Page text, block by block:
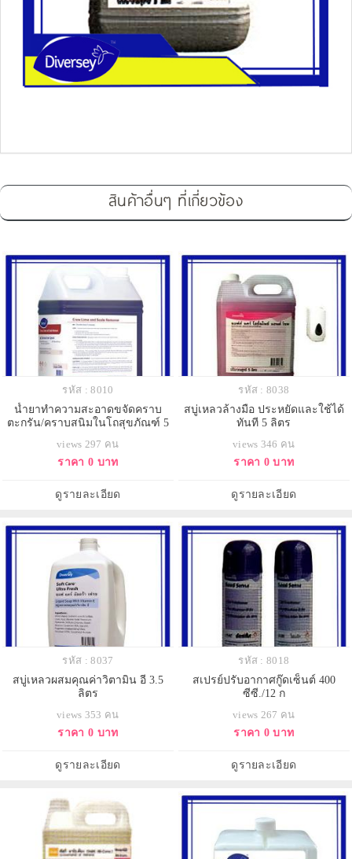
สินค้าอื่นๆ ที่เกี่ยวข้อง
รหัส : 8010
น้ำยาทำความสะอาดขจัดคราบ
ตะกรัน/คราบสนิมในโถสุขภัณฑ์ 5
views 297 คน
ราคา 0 บาท
ดูรายละเอียด
รหัส : 8038
สบู่เหลวล้างมือ ประหยัดและใช้ได้
ทันที 5 ลิตร
views 346 คน
ราคา 0 บาท
ดูรายละเอียด
รหัส : 8037
สบู่เหลวผสมคุณค่าวิตามิน อี 3.5
ลิตร
views 353 คน
ราคา 0 บาท
ดูรายละเอียด
รหัส : 8018
สเปรย์ปรับอากาศกู๊ดเซ็นต์ 400
ซีซี./12 ก
views 267 คน
ราคา 0 บาท
ดูรายละเอียด